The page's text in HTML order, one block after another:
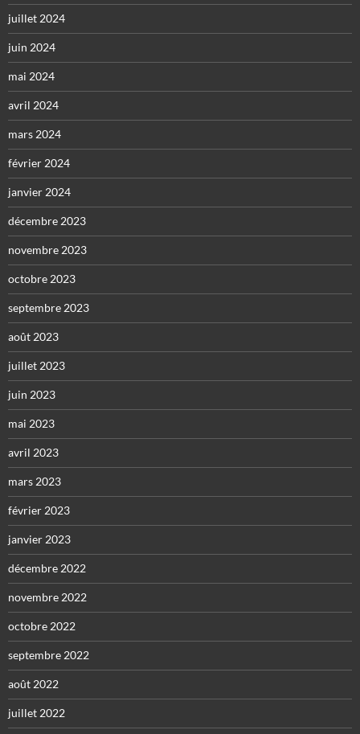
juillet 2024
juin 2024
mai 2024
avril 2024
mars 2024
février 2024
janvier 2024
décembre 2023
novembre 2023
octobre 2023
septembre 2023
août 2023
juillet 2023
juin 2023
mai 2023
avril 2023
mars 2023
février 2023
janvier 2023
décembre 2022
novembre 2022
octobre 2022
septembre 2022
août 2022
juillet 2022